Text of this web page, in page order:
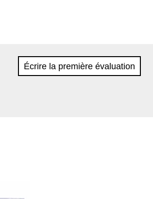
Écrire la première évaluation